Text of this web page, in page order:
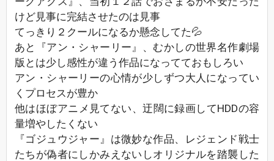
けど見事に完結させたのは見事
てっきり２クールになるか懸念してた💦
あと『アン・シャーリー』、むかしの世界名作劇場
版とは少し感性が違う作品になってておもしろい
アン・シャーリーの心情が少しずつ大人になってい
くプロセスが豊か
他はほぼアニメ見てない、迂闊に録画してHDDの容
量増やしたくない
『ゴジュウジャー』は微妙な作品、レジェンド戦士
たちが偽者にしかみえないしオリジナルを踏襲した